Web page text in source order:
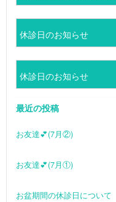
休診日のお知らせ
休診日のお知らせ
最近の投稿
お友達💕(7月②)
お友達💕(7月①)
お盆期間の休診日について